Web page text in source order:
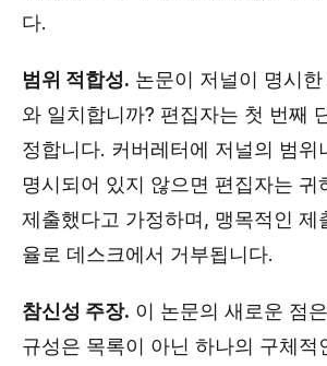
다.
범위 적합성. 논문이 저널이 명시
와 일치합니까? 편집자는 첫 번째
정합니다. 커버레터에 저널의 범위
명시되어 있지 않으면 편집자는 귀
제출했다고 가정하며, 맹목적인 제
율로 데스크에서 거부됩니다.
참신성 주장. 이 논문의 새로운 점
규성은 목록이 아닌 하나의 구체적